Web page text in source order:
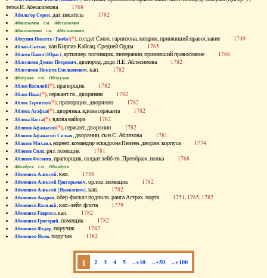
тетка И. Абесаломова 1768
Абильгор Серен, дат. писатель 1782
Абисаломов см. Абесаломов
Абисаломова см. Абесаломова
Абкузин Никита (Танба)(*), солдат Смол. гарнизона, татарин, принявший православие 1749
Аблай-Салтан, хан Киргиз-Кайсац. Средней Орды 1765
Аблеев Павел (Юрас), артиллер. погонщик, лютеранин, принявший православие 1768
Аблесимов Денис Петрович, двоюрод. дядя Н.Е. Аблесимова 1782
Аблесимов Никита Емельянович, кап. 1782
Аблеухов см. Облеухов
Аблов Василий(*), прапорщик 1782
Аблов Иван(*), сержант гв., дворянин 1782
Аблов Терентий(*), прапорщик, дворянин 1782
Аблова Агафья(*), дворянка, вдова сержанта 1782
Аблова Васса(*), вдова майора 1782
Аблязов Афанасий(*), сержант, дворянин 1782
Аблязов Афанасий Силыч, дворянин, сын С. Аблязова 1781
Аблязов Михаил, корнет, командир эскадрона Пензен. дворян. корпуса 1774
Аблязов Сила, ряз. помещик 1781
Аблязов Филипп, прапорщик, солдат лейб-гв. Преображ. полка 1768
Аболдуев см. Оболдуев
Аболешев Алексей, кап. 1758
Аболешев Алексей Григорьевич, орлов. помещик 1782
Аболешев Алексей [Яковлевич], кап. 1782
Аболешев Андрей, обер-фискал подполк. ранга Астрах. порта 1751, 1765, 1782
Аболешев Василий, кап.-лейт. флота 1779
Аболешев Гавриил, кап. 1782
Аболешев Григорий, помещик 1782
Аболешев Федор, поручик 1782
Аболешев Яков, поручик 1782
1 2 3 4 5 ..+10 ..+50 ..+100